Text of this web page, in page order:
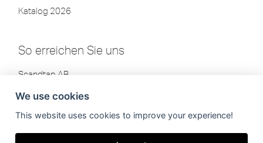
Katalog 2026
So erreichen Sie uns
Scandtap AB
302 41 Halmstad, Schweden
Tel: +46 35-260 75 80
info[at]scandtap.com
We use cookies
This website uses cookies to improve your experience!